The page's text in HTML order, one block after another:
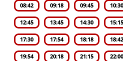
08:42 09:18 09:45 10:30
12:45 13:45 14:30 15:15
17:30 17:54 18:18 18:42
19:54 20:18 21:15 22:00